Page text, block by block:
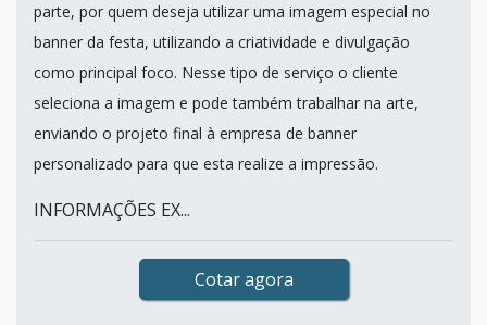
parte, por quem deseja utilizar uma imagem especial no
banner da festa, utilizando a criatividade e divulgação
como principal foco. Nesse tipo de serviço o cliente
seleciona a imagem e pode também trabalhar na arte,
enviando o projeto final à empresa de banner
personalizado para que esta realize a impressão.
INFORMAÇÕES EX...
Cotar agora